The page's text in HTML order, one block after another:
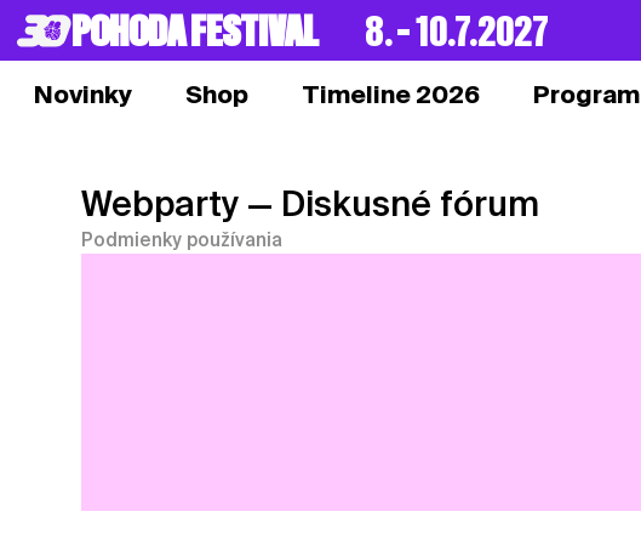
POHODA FESTIVAL 8. – 10.7.2027
Novinky Shop Timeline 2026 Program
Webparty — Diskusné fórum
Podmienky používania